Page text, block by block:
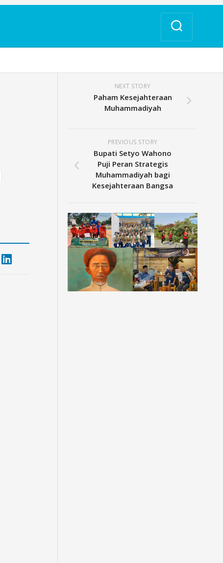
NEXT STORY
Paham Kesejahteraan
Muhammadiyah
PREVIOUS STORY
Bupati Setyo Wahono
Puji Peran Strategis
Muhammadiyah bagi
Kesejahteraan Bangsa